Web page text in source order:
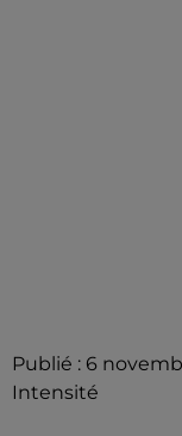
Publié : 6
Intensité